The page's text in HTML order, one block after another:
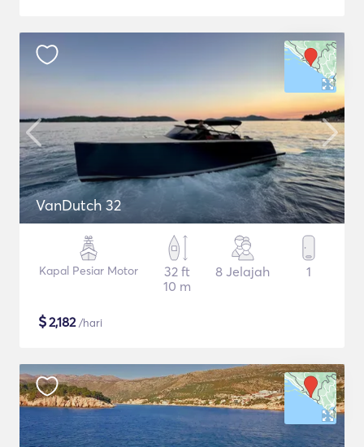
VanDutch 32
Kapal Pesiar Motor
32 ft
10 m
8 Jelajah 1
$2,182/hari